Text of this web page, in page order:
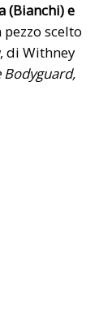
(Bianchi) e
scelto
, di Withney
Bodyguard,